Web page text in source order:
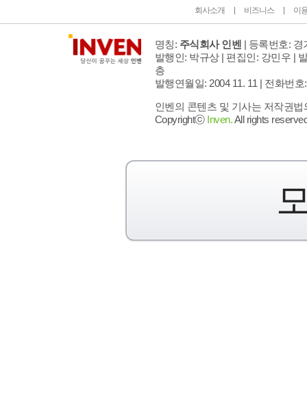
회사소개 비즈니스 이
명칭: 주식회사 인벤 | 등록번호: 경
발행인: 박규상 | 편집인: 강민우 |
층
발행연월일: 2004 11. 11 | 전화번호
인벤의 콘텐츠 및 기사는 저작권
Copyrightⓒ Inven.All rights